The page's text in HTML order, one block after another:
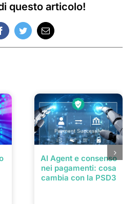
questo articolo!
FacebookTwitterEmail
AI Agent e consenso
nei pagamenti: cosa
cambia con la PSD3